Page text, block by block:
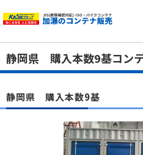
静岡県 購入本数9基コン
静岡県 購入本数9基